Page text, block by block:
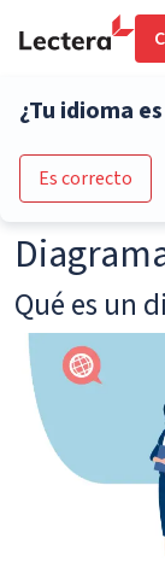
¿Tu idioma
Es correctoGo
Qué es un